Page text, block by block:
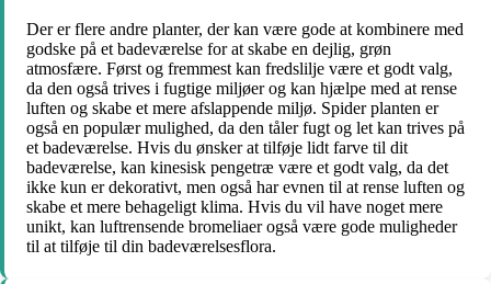
Der er flere andre planter, der kan være gode at kombinere med
godske på et badeværelse for at skabe en dejlig, grøn
atmosfære. Først og fremmest kan fredslilje være et godt valg,
da den også trives i fugtige miljøer og kan hjælpe med at rense
luften og skabe et mere afslappende miljø. Spider planten er
også en populær mulighed, da den tåler fugt og let kan trives på
et badeværelse. Hvis du ønsker at tilføje lidt farve til dit
badeværelse, kan kinesisk pengetræ være et godt valg, da det
ikke kun er dekorativt, men også har evnen til at rense luften og
skabe et mere behageligt klima. Hvis du vil have noget mere
unikt, kan luftrensende bromeliaer også være gode muligheder
til at tilføje til din badeværelsesflora.